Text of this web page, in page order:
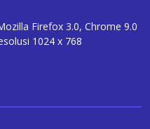
Firefox 3.0, Chrome 9.0
1024 x 768